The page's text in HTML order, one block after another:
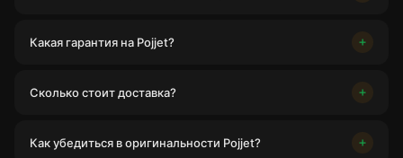
Какая гарантия на Pojjet?
Сколько стоит доставка?
Как убедиться в оригинальности Pojjet?